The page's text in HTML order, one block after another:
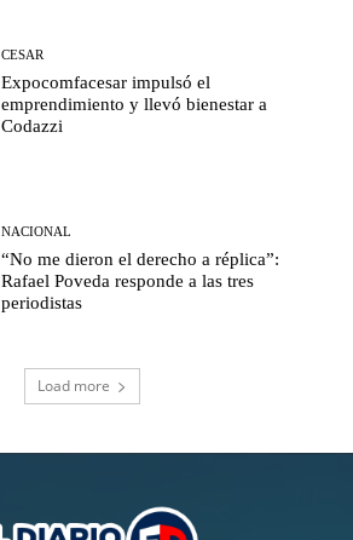
CESAR
Expocomfacesar impulsó el
emprendimiento y llevó bienestar a
Codazzi
NACIONAL
“No me dieron el derecho a réplica”:
Rafael Poveda responde a las tres
periodistas
Load more